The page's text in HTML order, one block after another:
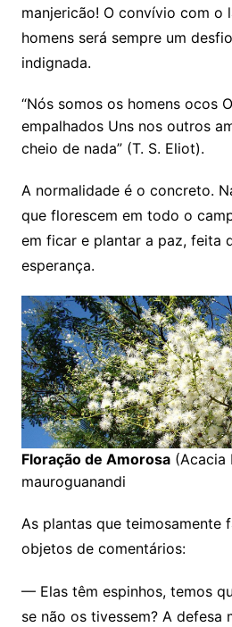
manjericão! O convívio com o
homens será sempre um
indignada.
“Nós somos os homens ocos
empalhados Uns nos outros
cheio de nada” (T. S. Eliot).
A normalidade é o concreto.
que florescem em todo o
em ficar e plantar a paz, feita
esperança.
Floração de Amorosa(Acacia
mauroguanandi
As plantas que teimosamente
objetos de comentários:
— Elas têm espinhos, temos
se não os tivessem? A defesa